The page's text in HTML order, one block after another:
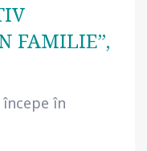
FAMILIE”,
în